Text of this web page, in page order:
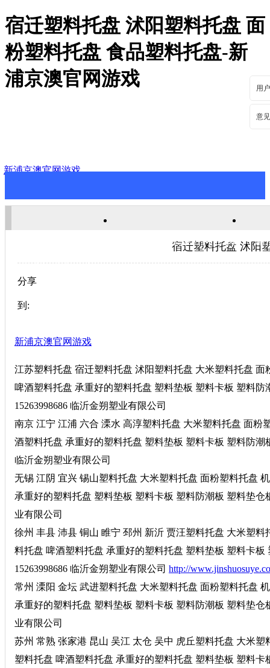
宿迁塑料托盘 沭阳塑料托盘 面
粉塑料托盘 食品塑料托盘-新
浦京澳官网游戏
用
意
新浦京澳官网游戏
关于新浦京澳官网游戏 新
宿迁塑料托盘 沭阳
分享
到:
新浦京澳官网游戏
江苏塑料托盘 宿迁塑料托盘 沭阳塑料托盘 大米塑料托盘
啤酒塑料托盘 承重好的塑料托盘 塑料垫板 塑料卡板 塑料
15263998686 临沂金朔塑业有限公司
南京 江宁 江浦 六合 溧水 高淳塑料托盘 大米塑料托盘 面
酒塑料托盘 承重好的塑料托盘 塑料垫板 塑料卡板 塑料防
临沂金朔塑业有限公司
无锡 江阴 宜兴 锡山塑料托盘 大米塑料托盘 面粉塑料托盘
承重好的塑料托盘 塑料垫板 塑料卡板 塑料防潮板 塑料垫
业有限公司
徐州 丰县 沛县 铜山 睢宁 邳州 新沂 贾汪塑料托盘 大米塑
料托盘 啤酒塑料托盘 承重好的塑料托盘 塑料垫板 塑料卡
15263998686 临沂金朔塑业有限公司 http://
常州 溧阳 金坛 武进塑料托盘 大米塑料托盘 面粉塑料托盘
承重好的塑料托盘 塑料垫板 塑料卡板 塑料防潮板 塑料垫
业有限公司
苏州 常熟 张家港 昆山 吴江 太仓 吴中 虎丘塑料托盘 大米
塑料托盘 啤酒塑料托盘 承重好的塑料托盘 塑料垫板 塑料